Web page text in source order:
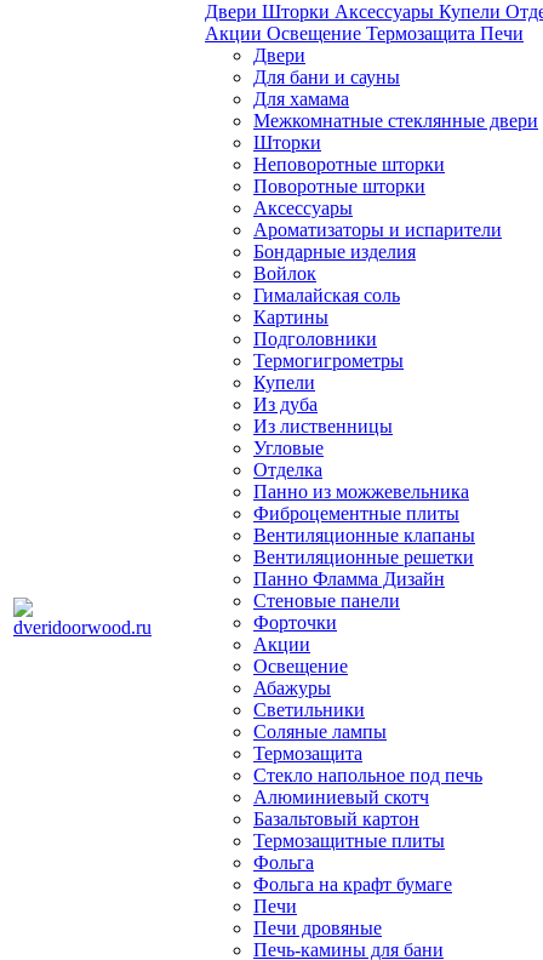
Двери Шторки Аксессуары Купели
Акции Освещение Термозащита Печи
Двери
Для бани и сауны
Для хамама
Межкомнатные стеклянные двери
Шторки
Неповоротные шторки
Поворотные шторки
Аксессуары
Ароматизаторы и испарители
Бондарные изделия
Войлок
Гималайская соль
Картины
Подголовники
Термогигрометры
Купели
Из дуба
Из лиственницы
Угловые
Отделка
Панно из можжевельника
Фиброцементные плиты
Вентиляционные клапаны
Вентиляционные решетки
Панно Фламма Дизайн
Стеновые панели
Форточки
Акции
Освещение
Абажуры
Светильники
Соляные лампы
Термозащита
Стекло напольное под печь
Алюминиевый скотч
Базальтовый картон
Термозащитные плиты
Фольга
Фольга на крафт бумаге
Печи
Печи дровяные
Печь-камины для бани